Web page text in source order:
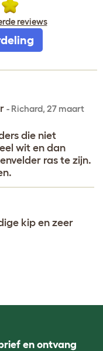
reviews
- Richard, 27 maart
die niet
wit en dan
ras te zijn.
kip en zeer
en ontvang